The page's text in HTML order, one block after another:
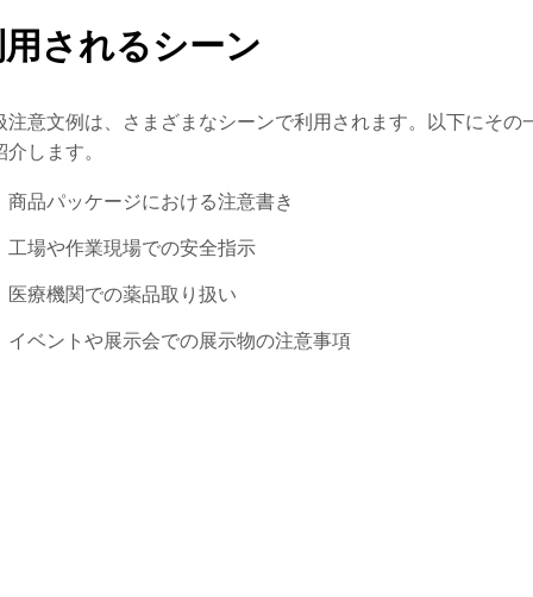
されるシーン
注意文例は、さまざまなシーンで利用されます。以下にその
介します。
商品パッケージにおける注意書き
工場や作業現場での安全指示
医療機関での薬品取り扱い
イベントや展示会での展示物の注意事項